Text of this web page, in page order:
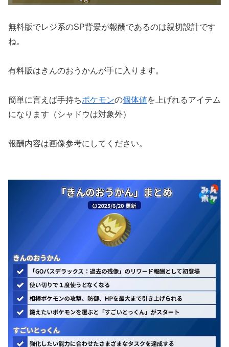
無料版でレジ系のSP背景が報酬であるのは親切設計です
ね。
有料版はきんのおうかんが手に入ります。
簡単に言えば手持ちポケモンの個体値を上げれるアイテム
になります（シャドウは対象外）
報酬内容は画像参考にしてください。